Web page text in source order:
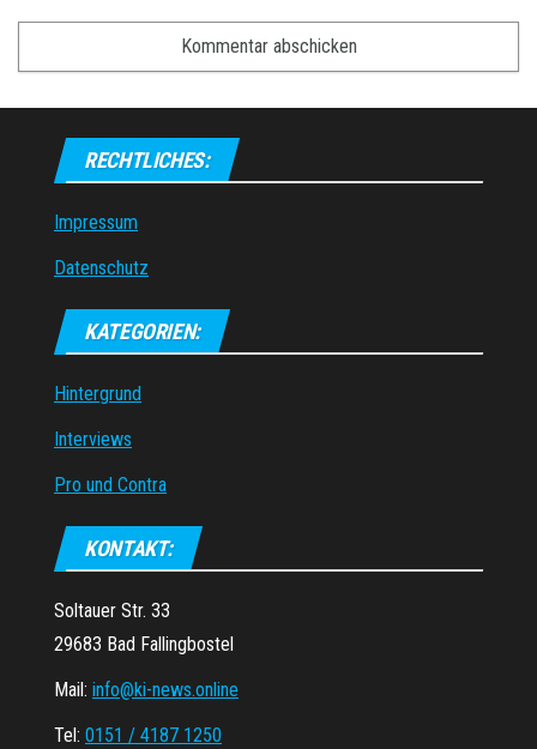
RECHTLICHES:
Impressum
Datenschutz
KATEGORIEN:
Hintergrund
Interviews
Pro und Contra
KONTAKT:
Soltauer Str. 33
29683 Bad Fallingbostel
Mail: info@ki-news.online
Tel: 0151 / 4187 1250